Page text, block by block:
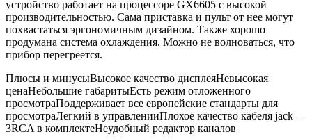
устройство работает на процессоре GX6605 с высокой
производительностью. Сама приставка и пульт от нее могут
похвастаться эргономичным дизайном. Также хорошо
продумана система охлаждения. Можно не волноваться, что
прибор перегреется.
Плюсы и минусыВысокое качество дисплеяНевысокая
ценаНебольшие габаритыЕсть режим отложенного
просмотраПоддерживает все европейские стандарты для
просмотраЛегкий в управленииПлохое качество кабеля jack –
3RCA в комплектеНеудобный редактор каналов